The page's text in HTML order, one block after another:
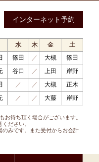
器内科 糖尿病内科 内分泌内科
インターネット予約
待ち頂く場合がございます。
ださい。
みです。また受付からお会計
水 木 金
土
篠田 ／ 大槻
篠田
谷口 ／ 上田
岸野
／ ／ 大槻
正木
／ ／ 大藤 岸野